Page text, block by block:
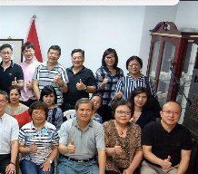
抵達史瓦帝尼王國進行國是
茶敘 盼化分歧為團結、為
署達成6大目標、創5大歷史
3大面向加速臺灣經濟轉型
持並盡速通過
協定」確立對等關稅15%且不